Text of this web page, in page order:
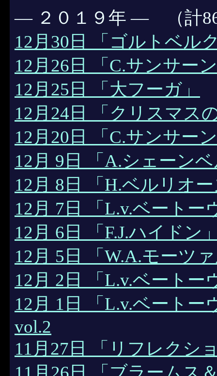
― ２０１９年 ― （計
12月30日 「ゴルトベル
12月26日 「C.サンサー
12月25日 「大フーガ」
12月24日 「クリスマス
12月20日 「C.サンサー
12月 9日 「A.シェーン
12月 8日 「H.ベルリオ
12月 7日 「L.v.ベートー
12月 6日 「F.J.ハイドン
12月 5日 「W.A.モーツ
12月 2日 「L.v.ベート
12月 1日 「L.v.ベート
vol.2
11月27日 「リフレクシ